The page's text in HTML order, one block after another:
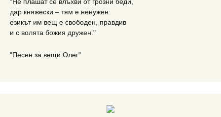
дар княжески – тям е ненужен:
езикът им вещ е свободен, правдив
и с волята божия дружен."
"Песен за вещи Олег"